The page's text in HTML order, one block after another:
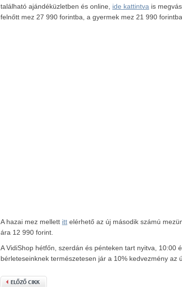
található ajándéküzletben és online, ide kattintva is
felnőtt mez 27 990 forintba, a gyermek mez 21 990
A hazai mez mellett itt elérhető az új második számú
ára 12 990 forint.
A VidiShop hétfőn, szerdán és pénteken tart nyitva, 10:00
bérleteseinknek természetesen jár a 10% kedvezmény az
ELŐZŐ CIKK